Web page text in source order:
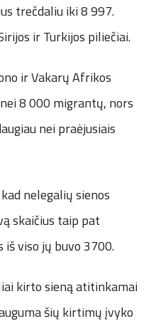
trečdaliu iki 8 997.
ir Turkijos piliečiai.
ir Vakarų Afrikos
8 000 migrantų, nors
nei praėjusiais
nelegalių sienos
skaičius taip pat
iš viso jų buvo 3700.
kirto sieną atitinkamai
šių kirtimų įvyko